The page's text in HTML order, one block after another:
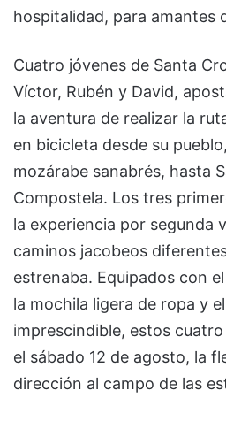
hospitalidad, para amantes
Cuatro jóvenes de Santa
Víctor, Rubén y David,
la aventura de realizar la
en bicicleta desde su
mozárabe sanabrés, hasta
Compostela. Los tres
la experiencia por segunda
caminos jacobeos
estrenaba. Equipados con
la mochila ligera de ropa y
imprescindible, estos
el sábado 12 de agosto, la
dirección al campo de las